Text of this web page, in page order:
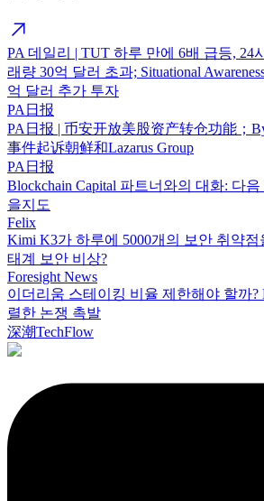
PA 데일리 | TUT 하루 만에 6배 급등, 24
래량 30억 달러 초과; Situational
억 달러 추가 투자
PA日报
PA日报 | 币安开放美股资产转仓功能；
事件起诉朝鲜和Lazarus Group
PA日报
Blockchain Capital 파트너와의 대화: 다
을지도
Felix
Kimi K3가 하루에 5000개의 보안 취약점
태계 보안 비상?
Foresight News
이더리움 스테이킹 비율 제한해야 할까?
렬한 논쟁 촉발
深潮TechFlow